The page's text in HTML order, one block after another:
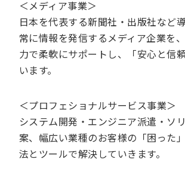
＜メディア事業＞
日本を代表する新聞社・出版社など
常に情報を発信するメディア企業を
力で柔軟にサポートし、「安心と信
います。
＜プロフェショナルサービス事業＞
システム開発・エンジニア派遣・ソ
案、幅広い業種のお客様の「困った
法とツールで解決していきます。